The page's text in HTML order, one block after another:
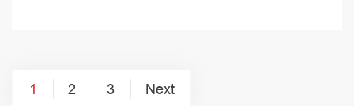
Posts
1 2 3 Next